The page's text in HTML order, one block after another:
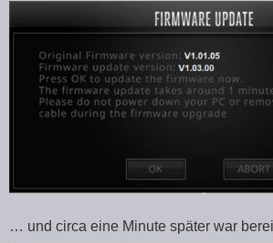
… und circa eine Minute später war